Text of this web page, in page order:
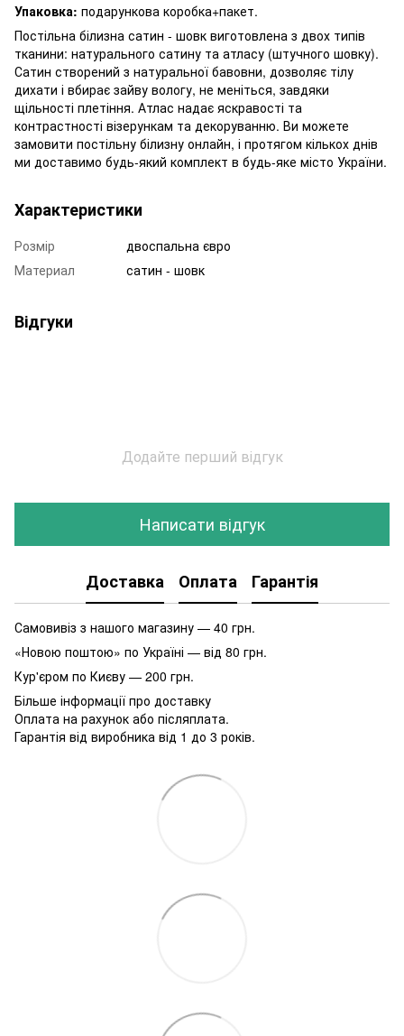
Упаковка: подарункова коробка+пакет.
Постільна білизна сатин - шовк виготовлена ​​з двох типів
тканини: натурального сатину та атласу (штучного шовку).
Сатин створений з натуральної бавовни, дозволяє тілу
дихати і вбирає зайву вологу, не меніться, завдяки
щільності плетіння. Атлас надає яскравості та
контрастності візерункам та декоруванню. Ви можете
замовити постільну білизну онлайн, і протягом кількох днів
ми доставимо будь-який комплект в будь-яке місто України.
Характеристики
Розмір
двоспальна євро
Материал
сатин - шовк
Відгуки
Додайте перший відгук
Написати відгук
Доставка Оплата Гарантія
Самовивіз з нашого магазину — 40 грн.
«Новою поштою» по Україні — від 80 грн.
Кур'єром по Києву — 200 грн.
Більше інформації про доставку
Оплата на рахунок або післяплата.
Гарантія від виробника від 1 до 3 років.